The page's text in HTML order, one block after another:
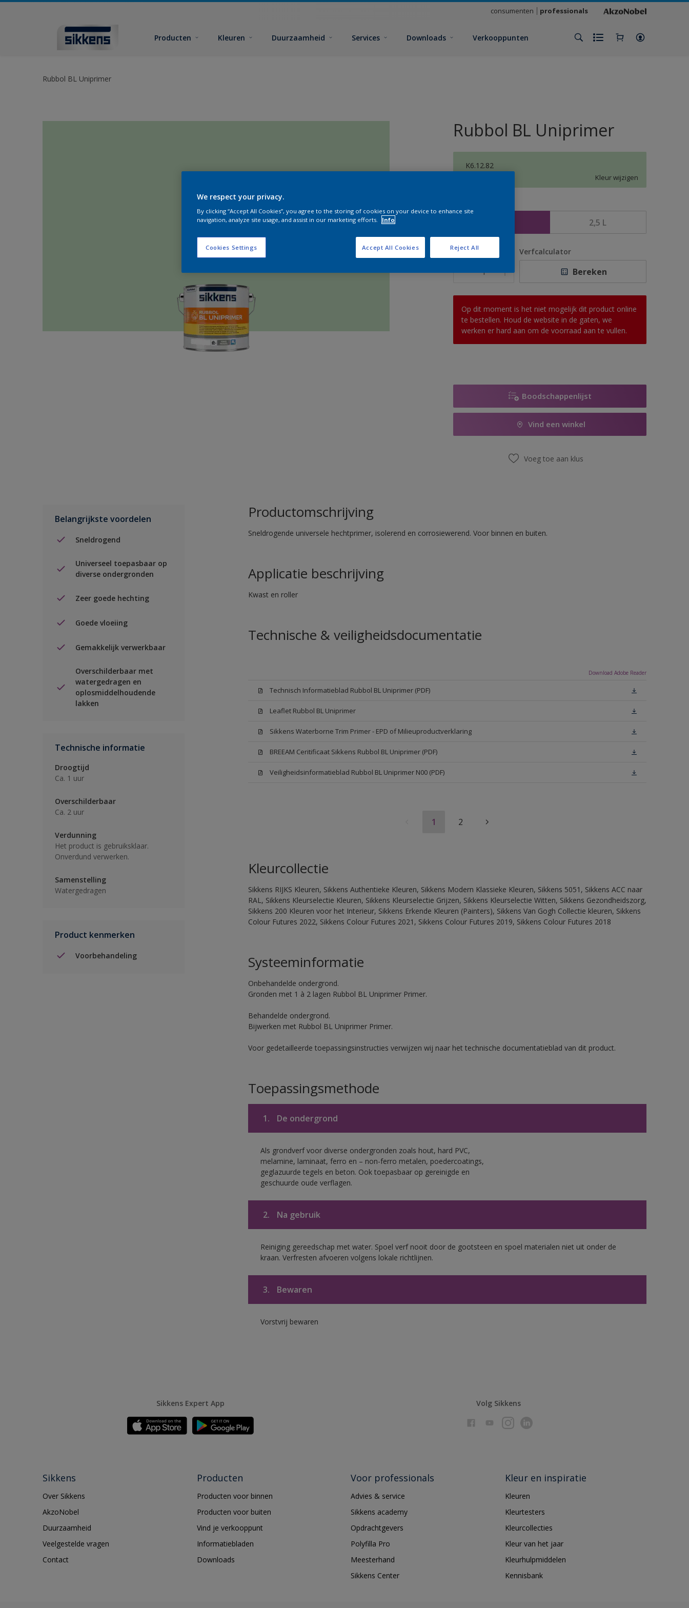
consumenten professionals
Producten Kleuren Duurzaamheid Services Downloads Verkooppunten
Rubbol BL Uniprimer
Rubbol BL Uniprimer
K6.12.82
Kleur wijzigen
2,5 L
Aantal Verfcalculator
Bereken
Op dit moment is het niet mogelijk dit product online
te bestellen. Houd de website in de gaten, we
werken er hard aan om de voorraad aan te vullen.
Boodschappenlijst
Vind een winkel
Voeg toe aan klus
Belangrijkste voordelen
Sneldrogend
Universeel toepasbaar op
diverse ondergronden
Zeer goede hechting
Goede vloeiing
Gemakkelijk verwerkbaar
Overschilderbaar met
watergedragen en
oplosmiddelhoudende
lakken
Technische informatie
Droogtijd
Ca. 1 uur
Overschilderbaar
Ca. 2 uur
Verdunning
Het product is gebruiksklaar.
Onverdund verwerken.
Samenstelling
Watergedragen
Product kenmerken
Voorbehandeling
Productomschrijving
Sneldrogende universele hechtprimer, isolerend en corrosiewerend. Voor binnen en buiten.
Applicatie beschrijving
Kwast en roller
Technische & veiligheidsdocumentatie
Download Adobe Reader
Technisch Informatieblad Rubbol BL Uniprimer (PDF)
Leaflet Rubbol BL Uniprimer
Sikkens Waterborne Trim Primer - EPD of Milieuproductverklaring
BREEAM Ceritificaat Sikkens Rubbol BL Uniprimer (PDF)
Veiligheidsinformatieblad Rubbol BL Uniprimer N00 (PDF)
1 2
Kleurcollectie
Sikkens RIJKS Kleuren, Sikkens Authentieke Kleuren, Sikkens Modern Klassieke Kleuren, Sikkens 5051, Sikkens ACC naar
RAL, Sikkens Kleurselectie Kleuren, Sikkens Kleurselectie Grijzen, Sikkens Kleurselectie Witten, Sikkens Gezondheidszorg,
Sikkens 200 Kleuren voor het Interieur, Sikkens Erkende Kleuren (Painters), Sikkens Van Gogh Collectie kleuren, Sikkens
Colour Futures 2022, Sikkens Colour Futures 2021, Sikkens Colour Futures 2019, Sikkens Colour Futures 2018
Systeeminformatie
Onbehandelde ondergrond.
Gronden met 1 à 2 lagen Rubbol BL Uniprimer Primer.
Behandelde ondergrond.
Bijwerken met Rubbol BL Uniprimer Primer.
Voor gedetailleerde toepassingsinstructies verwijzen wij naar het technische documentatieblad van dit product.
Toepassingsmethode
1. De ondergrond
Als grondverf voor diverse ondergronden zoals hout, hard PVC,
melamine, laminaat, ferro en – non-ferro metalen, poedercoatings,
geglazuurde tegels en beton. Ook toepasbaar op gereinigde en
geschuurde oude verflagen.
2. Na gebruik
Reiniging gereedschap met water. Spoel verf nooit door de gootsteen en spoel materialen niet uit onder de
kraan. Verfresten afvoeren volgens lokale richtlijnen.
3. Bewaren
Vorstvrij bewaren
Sikkens Expert App Volg Sikkens
Sikkens
Over Sikkens
AkzoNobel
Duurzaamheid
Veelgestelde vragen
Contact
Producten
Producten voor binnen
Producten voor buiten
Vind je verkooppunt
Informatiebladen
Downloads
Voor professionals
Advies & service
Sikkens academy
Opdrachtgevers
Polyfilla Pro
Meesterhand
Sikkens Center
Kleur en inspiratie
Kleuren
Kleurtesters
Kleurcollecties
Kleur van het jaar
Kleurhulpmiddelen
Kennisbank
We respect your privacy.
By clicking “Accept All Cookies”, you agree to the storing of cookies on your device to enhance site
navigation, analyze site usage, and assist in our marketing efforts.
Info
Cookies Settings Reject All
Accept All Cookies